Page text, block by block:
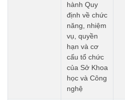
hành Quy
định về chức
năng, nhiệm
vụ, quyền
hạn và cơ
cấu tổ chức
của Sở Khoa
học và Công
nghệ